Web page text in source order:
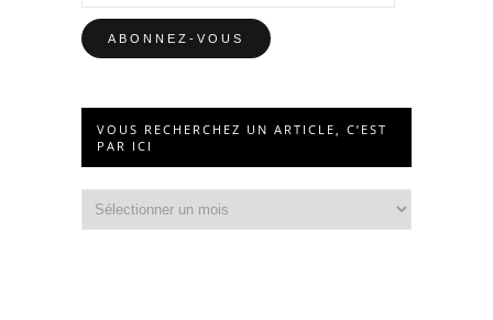
e-
mail
VOUS RECHERCHEZ UN ARTICLE, C’EST
PAR ICI
recherchez